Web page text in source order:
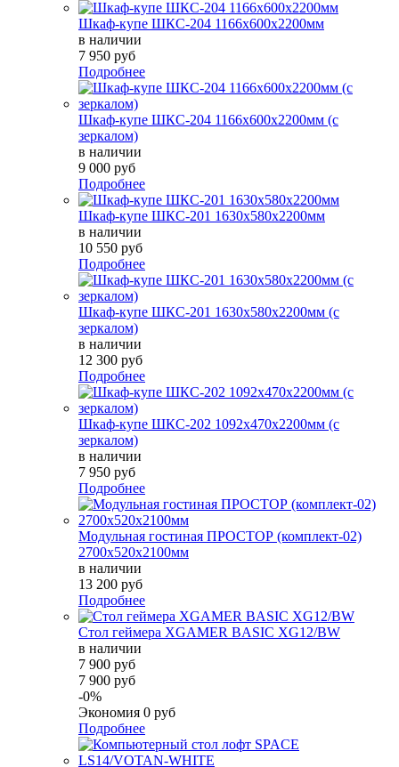
Шкаф-купе ШКС-204 1166х600х2200мм
в наличии
7 950 руб
Подробнее
Шкаф-купе ШКС-204 1166х600х2200мм (с
зеркалом)
в наличии
9 000 руб
Подробнее
Шкаф-купе ШКС-201 1630х580х2200мм
в наличии
10 550 руб
Подробнее
Шкаф-купе ШКС-201 1630х580х2200мм (с
зеркалом)
в наличии
12 300 руб
Подробнее
Шкаф-купе ШКС-202 1092х470х2200мм (с
зеркалом)
в наличии
7 950 руб
Подробнее
Модульная гостиная ПРОСТОР (комплект-02)
2700х520х2100мм
в наличии
13 200 руб
Подробнее
Стол геймера XGAMER BASIC XG12/BW
в наличии
7 900 руб
7 900 руб
-0%
Экономия 0 руб
Подробнее